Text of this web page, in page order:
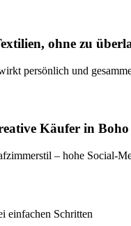
ohne zu
persönlich und
Käufer in
– hohe Social-
einfachen Schritten